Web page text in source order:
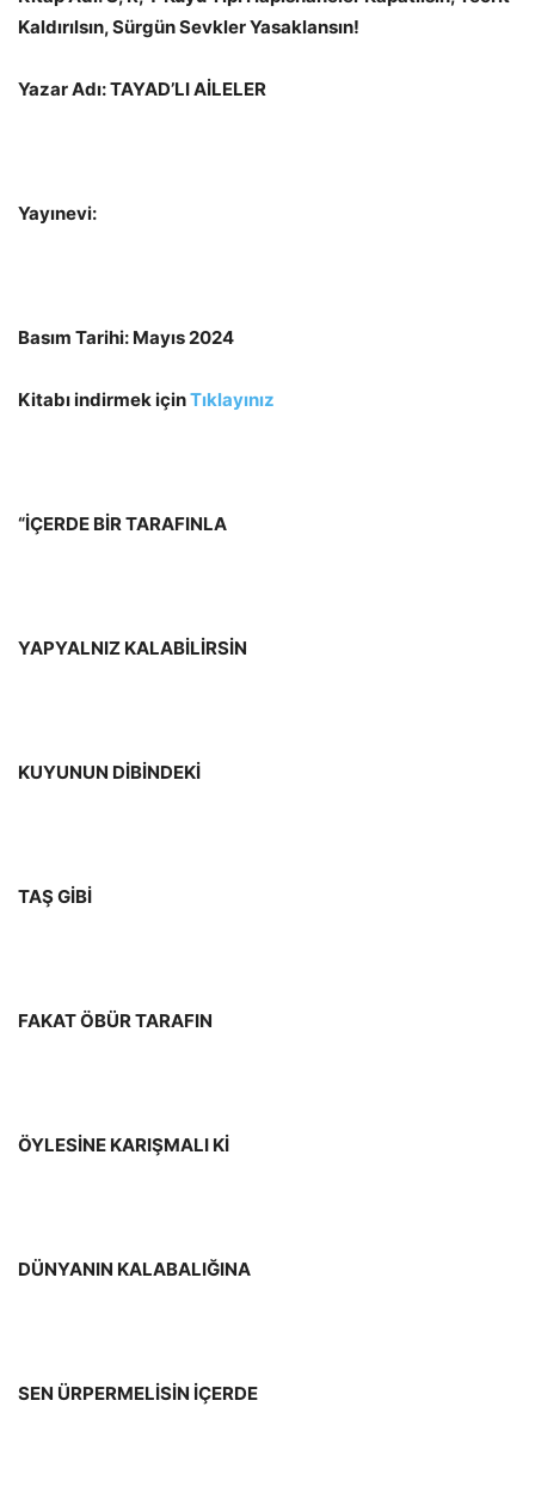
Kaldırılsın, Sürgün Sevkler Yasaklansın!
Yazar Adı: TAYAD’LI AİLELER
Yayınevi:
Basım Tarihi: Mayıs 2024
Kitabı indirmek içinTıklayınız
“İÇERDE BİR TARAFINLA
YAPYALNIZ KALABİLİRSİN
KUYUNUN DİBİNDEKİ
TAŞ GİBİ
FAKAT ÖBÜR TARAFIN
ÖYLESİNE KARIŞMALI Kİ
DÜNYANIN KALABALIĞINA
SEN ÜRPERMELİSİN İÇERDE